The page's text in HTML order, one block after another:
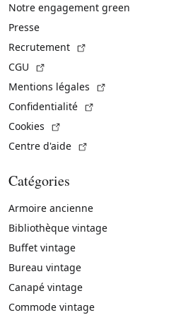
Notre engagement green
Presse
Recrutement
CGU
Mentions légales
Confidentialité
Cookies
Centre d'aide
Catégories
Armoire ancienne
Bibliothèque vintage
Buffet vintage
Bureau vintage
Canapé vintage
Commode vintage